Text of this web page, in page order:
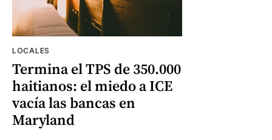
LOCALES
Termina el TPS de 350.000
haitianos: el miedo a ICE
vacía las bancas en
Maryland